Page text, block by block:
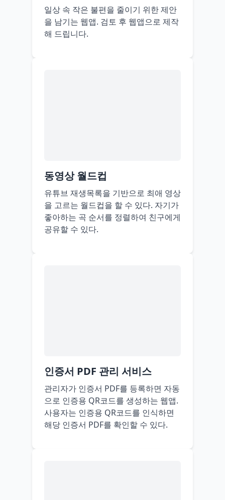
일상 속 작은 불편을 줄이기 위한 제안
을 남기는 웹앱. 검토 후 웹앱으로 제작
해 드립니다.
동영상 월드컵
유튜브 재생목록을 기반으로 최애 영상
을 고르는 월드컵을 할 수 있다. 자기가
좋아하는 곡 순서를 정렬하여 친구에게
공유할 수 있다.
인증서 PDF 관리 서비스
관리자가 인증서 PDF를 등록하면 자동
으로 인증용 QR코드를 생성하는 웹앱.
사용자는 인증용 QR코드를 인식하면
해당 인증서 PDF를 확인할 수 있다.